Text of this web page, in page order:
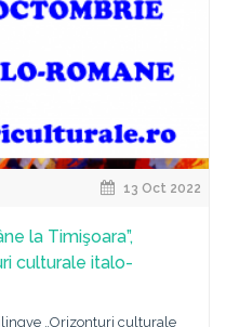
13 Oct 2022
la Timişoara”,
culturale italo-
„Orizonturi culturale